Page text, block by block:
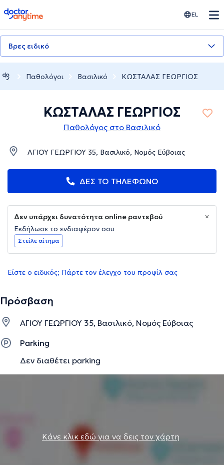
doctoranytime EL
Βρες ειδικό
Παθολόγοι Βασιλικό ΚΩΣΤΑΛΑΣ ΓΕΩΡΓΙΟΣ
ΚΩΣΤΑΛΑΣ ΓΕΩΡΓΙΟΣ
Παθολόγος στο Βασιλικό
ΑΓΙΟΥ ΓΕΩΡΓΙΟΥ 35, Βασιλικό, Νομός Εύβοιας
ΔΕΣ ΤΟ ΤΗΛΕΦΩΝΟ
Δεν υπάρχει δυνατότητα online ραντεβού
Εκδήλωσε το ενδιαφέρον σου
Στείλε αίτημα
Είστε ο ειδικός; Πάρτε τον έλεγχο του προφίλ σας
Πρόσβαση
ΑΓΙΟΥ ΓΕΩΡΓΙΟΥ 35, Βασιλικό, Νομός Εύβοιας
Parking
Δεν διαθέτει parking
Κάνε κλικ εδώ για να δεις τον χάρτη